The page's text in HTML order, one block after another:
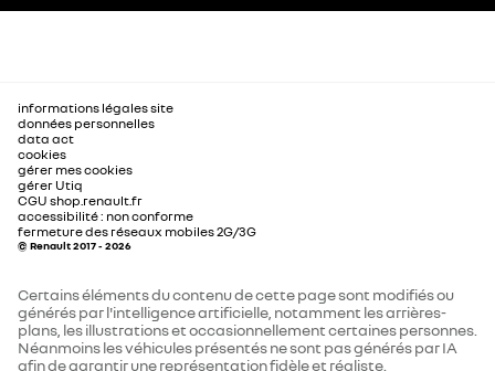
informations légales site
données personnelles
data act
cookies
gérer mes cookies
gérer Utiq
CGU shop.renault.fr
accessibilité : non conforme
fermeture des réseaux mobiles 2G/3G
© Renault 2017 - 2026
Certains éléments du contenu de cette page sont modifiés ou
générés par l'intelligence artificielle, notamment les arrières-
plans, les illustrations et occasionnellement certaines personnes.
Néanmoins les véhicules présentés ne sont pas générés par IA
afin de garantir une représentation fidèle et réaliste.